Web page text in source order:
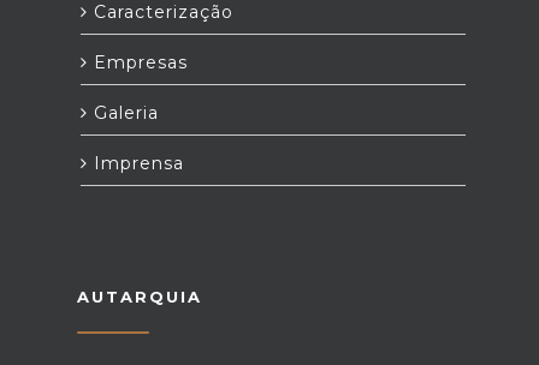
Caracterização
Empresas
Galeria
Imprensa
AUTARQUIA